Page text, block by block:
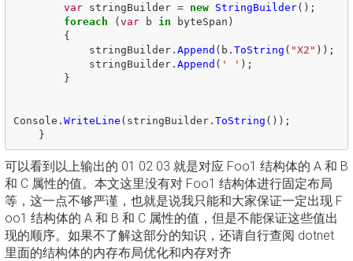
var
stringBuilder = new StringBuilder();
foreach
(var b in byteSpan )
{
stringBuilder. Append ( b . ToString ( "X2" ));
stringBuilder. Append ( ' ' );
}
Console . WriteLine ( stringBuilder. ToString ());
}
可以看到以上输出的 01 02 03 就是对应 Foo1 结构体的 A 和 B
和 C 属性的值。本文这里没有对 Foo1 结构体进行固定布局
等，这一点不够严谨，也就是说我只能和大家保证一定出现 F
oo1 结构体的 A 和 B 和 C 属性的值，但是不能保证这些值出
现的顺序。如果不了解这部分的知识，还请自行查阅 dotnet
里面的结构体的内存布局优化和内存对齐